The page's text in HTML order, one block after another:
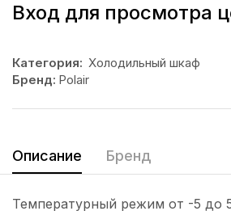
Вход для просмотра
Категория: Холодильный шкаф
Бренд: Polair
Описание Бренд
Температурный режим от -5 до